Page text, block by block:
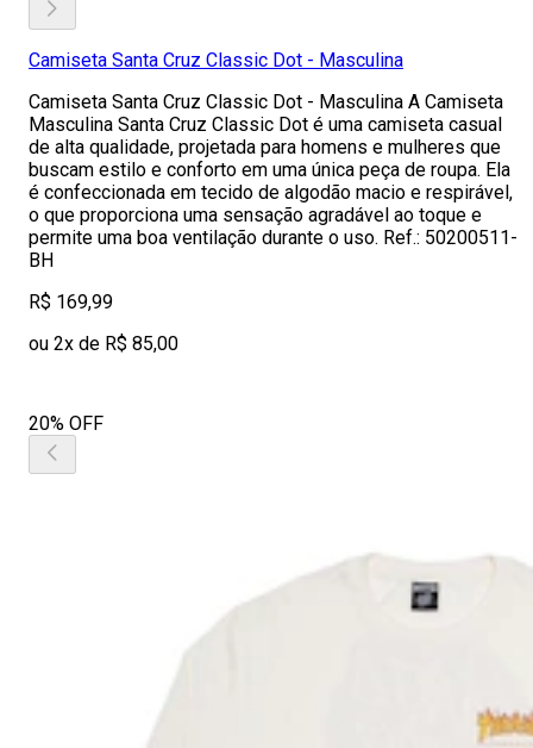
Camiseta Santa Cruz Classic Dot - Masculina
Camiseta Santa Cruz Classic Dot - Masculina A Camiseta
Masculina Santa Cruz Classic Dot é uma camiseta casual
de alta qualidade, projetada para homens e mulheres que
buscam estilo e conforto em uma única peça de roupa. Ela
é confeccionada em tecido de algodão macio e respirável,
o que proporciona uma sensação agradável ao toque e
permite uma boa ventilação durante o uso. Ref.: 50200511-
BH
R$ 169,99
ou 2x de R$ 85,00
20% OFF